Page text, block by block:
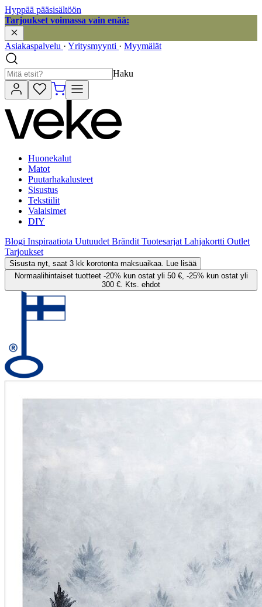
Hyppää pääsisältöön
Tarjoukset voimassa vain enää:
Asiakaspalvelu · Yritysmyynti · Myymälät
Haku
Huonekalut
Matot
Puutarhakalusteet
Sisustus
Tekstiilit
Valaisimet
DIY
Blogi Inspiraatiota Uutuudet Brändit Tuotesarjat Lahjakortti Outlet
Tarjoukset
Sisusta nyt, saat 3 kk korotonta maksuaikaa. Lue lisää
Normaalihintaiset tuotteet -20% kun ostat yli 50 €, -25% kun ostat yli
300 €. Kts. ehdot